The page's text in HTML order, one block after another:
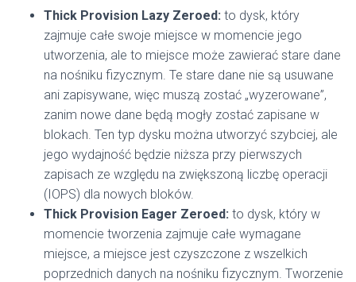
Thick Provision Lazy Zeroed: to dysk, który
zajmuje całe swoje miejsce w momencie jego
utworzenia, ale to miejsce może zawierać stare dane
na nośniku fizycznym. Te stare dane nie są usuwane
ani zapisywane, więc muszą zostać „wyzerowane”,
zanim nowe dane będą mogły zostać zapisane w
blokach. Ten typ dysku można utworzyć szybciej, ale
jego wydajność będzie niższa przy pierwszych
zapisach ze względu na zwiększoną liczbę operacji
(IOPS) dla nowych bloków.
Thick Provision Eager Zeroed: to dysk, który w
momencie tworzenia zajmuje całe wymagane
miejsce, a miejsce jest czyszczone z wszelkich
poprzednich danych na nośniku fizycznym. Tworzenie